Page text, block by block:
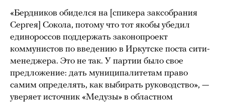
«Бердников обиделся на [спикера заксобрания
Сергея] Сокола, потому что тот якобы убедил
единороссов поддержать законопроект
коммунистов по введению в Иркутске поста сити-
менеджера. Это не так. У партии было свое
предложение: дать муниципалитетам право
самим определять, как выбирать руководство», —
уверяет источник «Медузы» в областном